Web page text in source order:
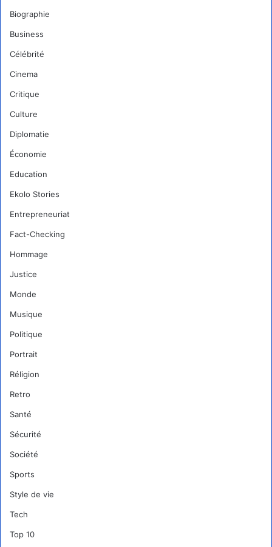
Biographie
Business
Célébrité
Cinema
Critique
Culture
Diplomatie
Économie
Education
Ekolo Stories
Entrepreneuriat
Fact-Checking
Hommage
Justice
Monde
Musique
Politique
Portrait
Réligion
Retro
Santé
Sécurité
Société
Sports
Style de vie
Tech
Top 10